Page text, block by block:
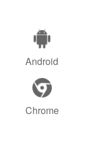
Android
Chrome